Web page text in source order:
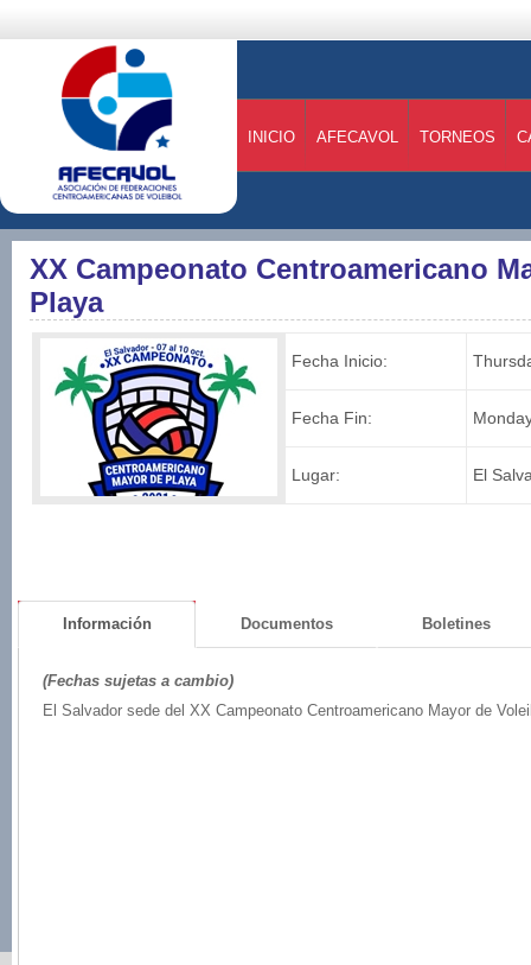
INICIO AFECAVOL TORNEOS
XX Campeonato Centroamericano
Playa
Fecha Inicio:
Fecha Fin:
Lugar: El
Información Documentos Boletines
(Fechas sujetas a cambio)
El Salvador sede del XX Campeonato Centroamericano Mayor de